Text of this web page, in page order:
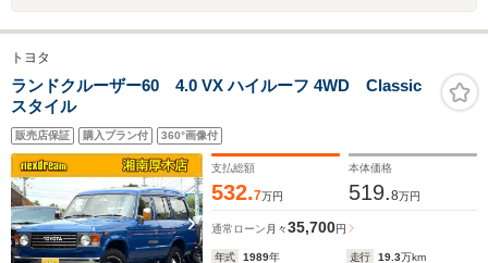
トヨタ
ランドクルーザー60 4.0 VX ハイルーフ 4WD Classic
スタイル
販売店保証 購入プラン付 360°画像付
支払総額
532.7万円
本体価格
519.8万円
通常ローン 月々35,700円
年式 1989年 走行 19.3万km